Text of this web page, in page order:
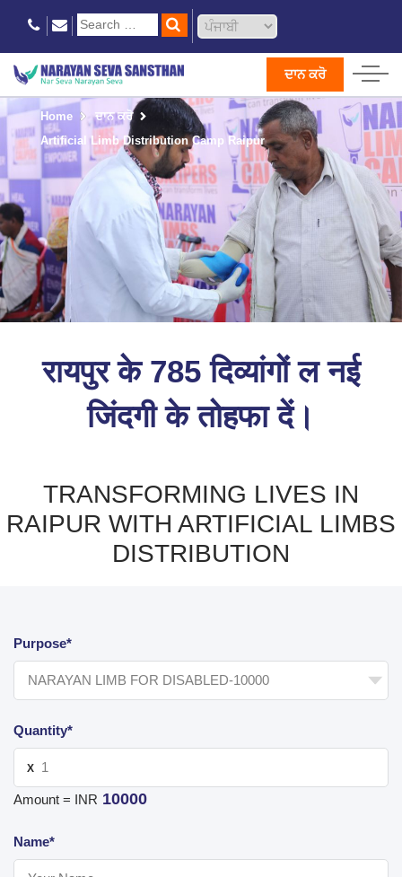
ਦਾਨ ਕਰੋ
Home
ਦਾਨ ਕਰੋ
Artificial Limb Distribution Camp Raipur
रायपुर के 785 दिव्यांगों ल नई
जिंदगी के तोहफा दें।
TRANSFORMING LIVES IN
RAIPUR WITH ARTIFICIAL LIMBS
DISTRIBUTION
Purpose*
Quantity*
X
Amount = INR 10000
Name*